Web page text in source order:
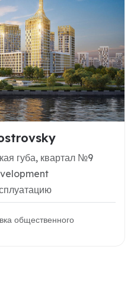
губа, квартал №9
общественного